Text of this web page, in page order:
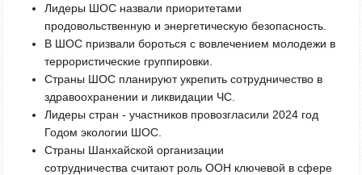
Лидеры ШОС назвали приоритетами
продовольственную и энергетическую безопасность.
В ШОС призвали бороться с вовлечением молодежи в
террористические группировки.
Страны ШОС планируют укрепить сотрудничество в
здравоохранении и ликвидации ЧС.
Лидеры стран - участников провозгласили 2024 год
Годом экологии ШОС.
Страны Шанхайской организации
сотрудничества считают роль ООН ключевой в сфере